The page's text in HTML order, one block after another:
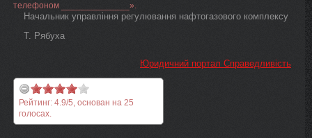
телефоном ______________».
Начальник управління регулювання нафтогазового комплексу
Т. Рябуха
Юридичний портал Справедливість
Рейтинг: 4.9/5, основан на 25
голосах.